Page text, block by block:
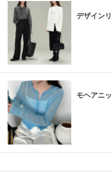
デザイン
モヘアニ